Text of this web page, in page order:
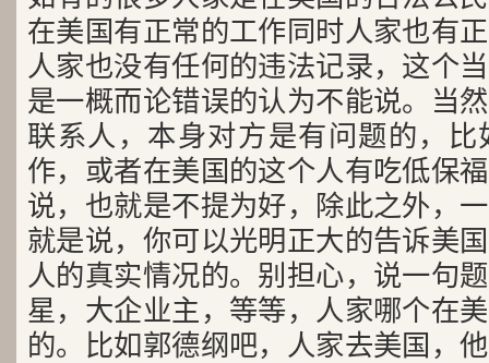
在美国有正常的工作同时人家也有
人家也没有任何的违法记录，这个
是一概而论错误的认为不能说。当
联系人，本身对方是有问题的，
作，或者在美国的这个人有吃低保
说，也就是不提为好，除此之外，
就是说，你可以光明正大的告诉美
人的真实情况的。别担心，说一句
星，大企业主，等等，人家哪个在
的。比如郭德纲吧，人家去美国，